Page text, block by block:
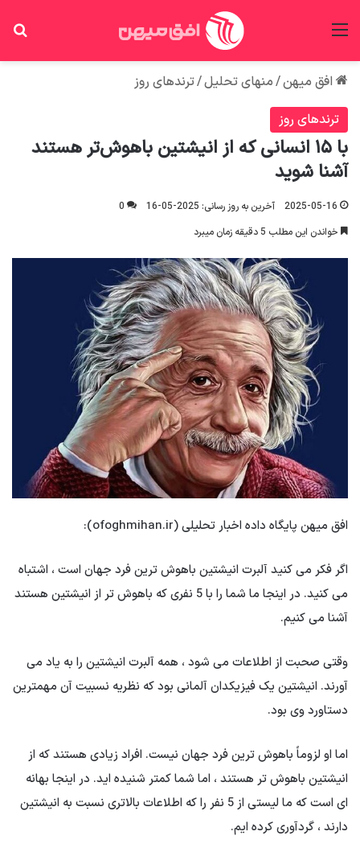
افق میهن/منهای تحلیل/ترندهای روز
ترندهای روز
با ۱۵ انسانی که از انیشتین باهوش‌تر هستند
آشنا شوید
2025-05-16 آخرین به روز رسانی: 2025-05-16
0
خواندن این مطلب 5 دقیقه زمان میبرد
افق میهن پایگاه داده اخبار تحلیلی (ofoghmihan.ir):
اگر فکر می کنید آلبرت انیشتین باهوش ترین فرد جهان است ، اشتباه
می کنید. در اینجا ما شما را با 5 نفری که باهوش تر از انیشتین هستند
آشنا می کنیم.
وقتی صحبت از اطلاعات می شود ، همه آلبرت انیشتین را به یاد می
آورند. انیشتین یک فیزیکدان آلمانی بود که نظریه نسبیت آن مهمترین
دستاورد وی بود.
اما او لزوماً باهوش ترین فرد جهان نیست. افراد زیادی هستند که از
انیشتین باهوش تر هستند ، اما شما کمتر شنیده اید. در اینجا بهانه
ای است که ما لیستی از 5 نفر را که اطلاعات بالاتری نسبت به انیشتین
دارند ، گردآوری کرده ایم.